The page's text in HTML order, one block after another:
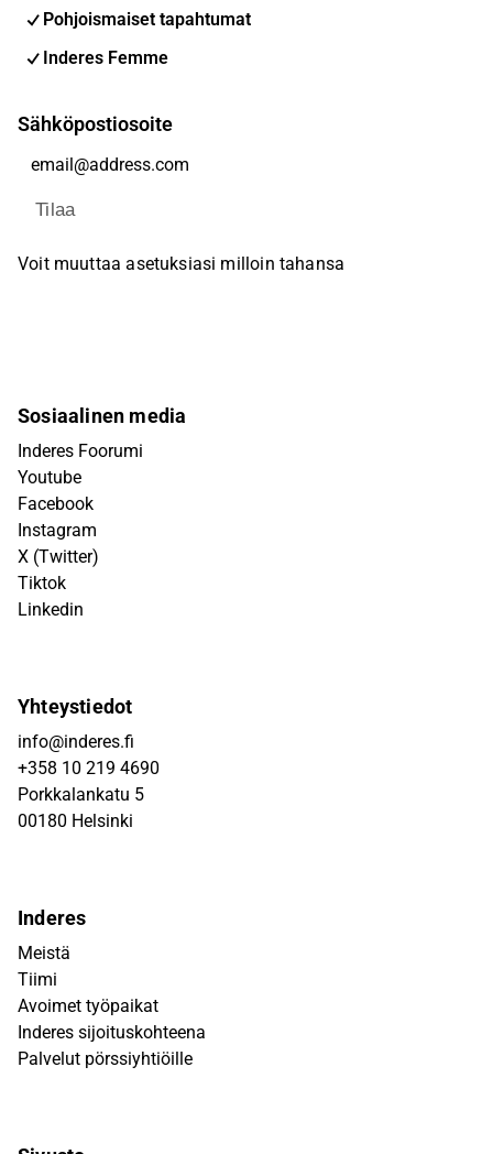
Pohjoismaiset tapahtumat
Inderes Femme
Sähköpostiosoite
Tilaa
Voit muuttaa asetuksiasi milloin tahansa
Sosiaalinen media
Inderes Foorumi
Youtube
Facebook
Instagram
X (Twitter)
Tiktok
Linkedin
Yhteystiedot
info@inderes.fi
+358 10 219 4690
Porkkalankatu 5
00180 Helsinki
Inderes
Meistä
Tiimi
Avoimet työpaikat
Inderes sijoituskohteena
Palvelut pörssiyhtiöille